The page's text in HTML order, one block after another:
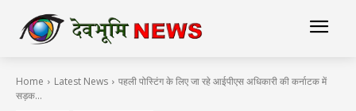
Home Latest News
पहली पोस्टिंग के लिए जा रहे आईपीएस अधिकारी की कर्नाटक में
सड़क...